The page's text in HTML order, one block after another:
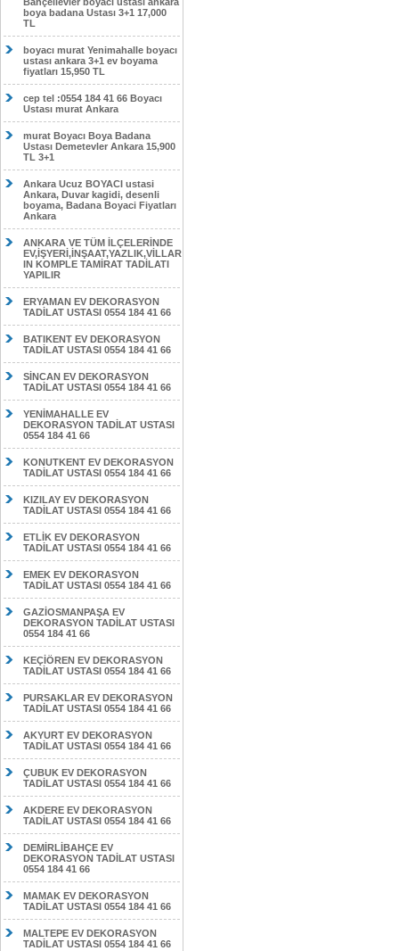
boya badana Ustası 3+1 17,000
TL
boyacı murat Yenimahalle boyacı
ustası ankara 3+1 ev boyama
fiyatları 15,950 TL
cep tel :0554 184 41 66 Boyacı
Ustası murat Ankara
murat Boyacı Boya Badana
Ustası Demetevler Ankara 15,900
TL 3+1
Ankara Ucuz BOYACI ustasi
Ankara, Duvar kagidi, desenli
boyama, Badana Boyaci Fiyatları
Ankara
ANKARA VE TÜM İLÇELERİNDE
EV,İŞYERİ,İNŞAAT,YAZLIK,VİLLAR
IN KOMPLE TAMİRAT TADİLATI
YAPILIR
ERYAMAN EV DEKORASYON
TADİLAT USTASI 0554 184 41 66
BATIKENT EV DEKORASYON
TADİLAT USTASI 0554 184 41 66
SİNCAN EV DEKORASYON
TADİLAT USTASI 0554 184 41 66
YENİMAHALLE EV
DEKORASYON TADİLAT USTASI
0554 184 41 66
KONUTKENT EV DEKORASYON
TADİLAT USTASI 0554 184 41 66
KIZILAY EV DEKORASYON
TADİLAT USTASI 0554 184 41 66
ETLİK EV DEKORASYON
TADİLAT USTASI 0554 184 41 66
EMEK EV DEKORASYON
TADİLAT USTASI 0554 184 41 66
GAZİOSMANPAŞA EV
DEKORASYON TADİLAT USTASI
0554 184 41 66
KEÇİÖREN EV DEKORASYON
TADİLAT USTASI 0554 184 41 66
PURSAKLAR EV DEKORASYON
TADİLAT USTASI 0554 184 41 66
AKYURT EV DEKORASYON
TADİLAT USTASI 0554 184 41 66
ÇUBUK EV DEKORASYON
TADİLAT USTASI 0554 184 41 66
AKDERE EV DEKORASYON
TADİLAT USTASI 0554 184 41 66
DEMİRLİBAHÇE EV
DEKORASYON TADİLAT USTASI
0554 184 41 66
MAMAK EV DEKORASYON
TADİLAT USTASI 0554 184 41 66
MALTEPE EV DEKORASYON
TADİLAT USTASI 0554 184 41 66